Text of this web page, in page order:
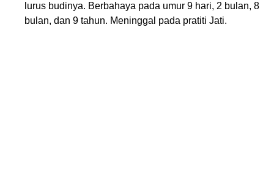
lurus budinya. Berbahaya pada umur 9 hari, 2 bulan, 8
bulan, dan 9 tahun. Meninggal pada pratiti Jati.